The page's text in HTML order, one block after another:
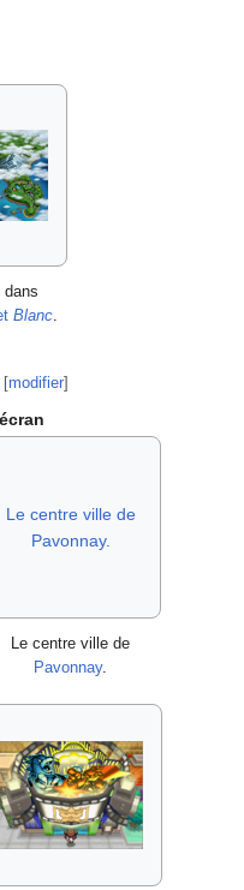
dans
Blanc
[modifier]
Le centre ville de
Pavonnay.
Le centre ville de
Pavonnay.